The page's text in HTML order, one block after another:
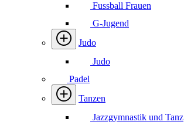
Fussball Frauen
G-Jugend
Judo
Judo
Padel
Tanzen
Jazzgymnastik und Tanz